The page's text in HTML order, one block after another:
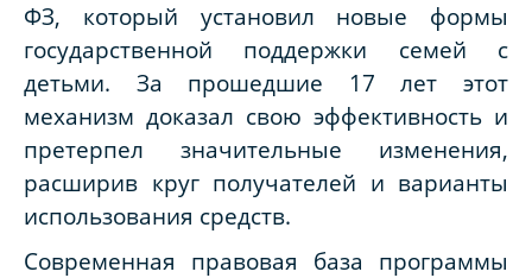
ФЗ, который установил новые формы
государственной поддержки семей с
детьми. За прошедшие 17 лет этот
механизм доказал свою эффективность и
претерпел значительные изменения,
расширив круг получателей и варианты
использования средств.
Современная правовая база программы